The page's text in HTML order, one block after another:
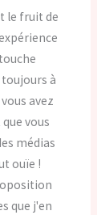
le fruit de
à
avez
vous
médias
ouïe !
que j'en